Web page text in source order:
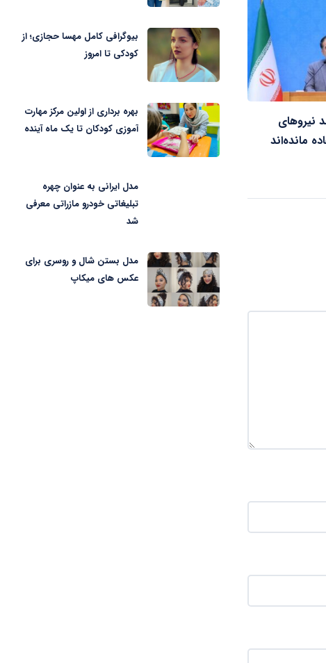
درصد نیروهای
مانده‌اند
بیوگرافی کامل مهسا حجازی؛ از
کودکی تا امروز
بهره برداری از اولین مرکز مهارت
آموزی کودکان تا یک ماه آینده
مدل ایرانی به عنوان چهره
تبلیغاتی خودرو مازراتی معرفی
شد
مدل بستن شال و روسری برای
عکس های میکاپ